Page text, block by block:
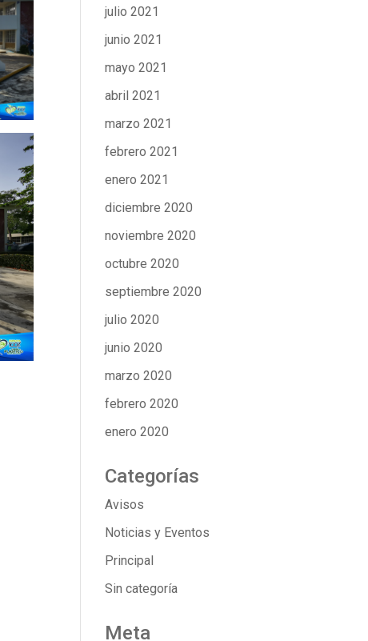
julio 2021
junio 2021
mayo 2021
abril 2021
marzo 2021
febrero 2021
enero 2021
diciembre 2020
noviembre 2020
octubre 2020
septiembre 2020
julio 2020
junio 2020
marzo 2020
febrero 2020
enero 2020
Categorías
Avisos
Noticias y Eventos
Principal
Sin categoría
Meta